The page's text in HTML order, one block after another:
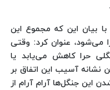
بیان این که مجموع این
می‌شود، عنوان کرد: وقتی
حرا کاهش می‌یابد یا
آسیب این اتفاق بر
این جنگل‌ها آرام آرام از